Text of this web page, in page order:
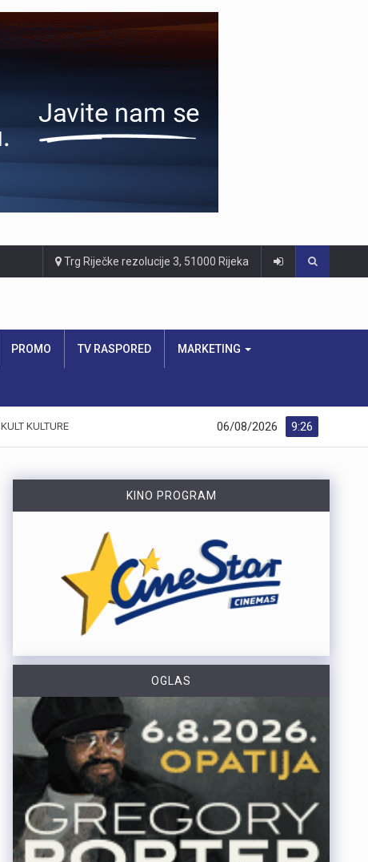
Trg Riječke rezolucije 3, 51000 Rijeka
PROMO TV RASPORED MARKETING
KULT KULTURE 9:26
06/08/2026
KINO PROGRAM
OGLAS